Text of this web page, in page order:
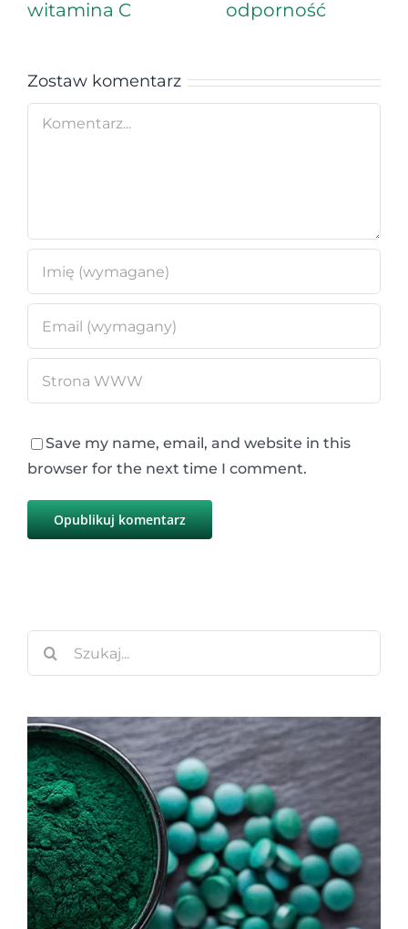
witamina C
odporność
Zostaw komentarz
Comment
Save my name, email, and website in this
browser for the next time I comment.